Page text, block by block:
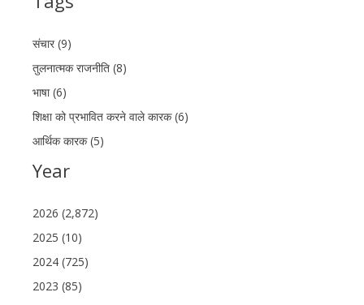
संचार (9)
तुलनात्मक राजनीति (8)
भाषा (6)
शिक्षा को प्रभावित करने वाले कारक (6)
आर्थिक कारक (5)
Year
2026 (2,872)
2025 (10)
2024 (725)
2023 (85)